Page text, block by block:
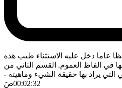
عاما دخل عليه الاستثناء طيب هذه
في الفاظ العموم. القسم الثاني من
يراد بها حقيقة الشيء وماهيته -
00:02:32ضَ